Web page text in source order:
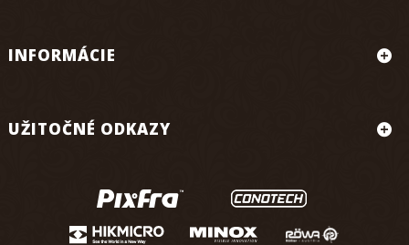
INFORMÁCIE
UŽITOČNÉ ODKAZY